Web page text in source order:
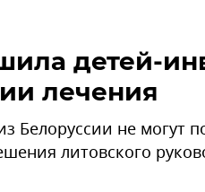
детей-
лечения
Белоруссии не могут
литовского